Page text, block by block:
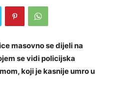
masovno se dijeli na
se vidi policijska
koji je kasnije umro u